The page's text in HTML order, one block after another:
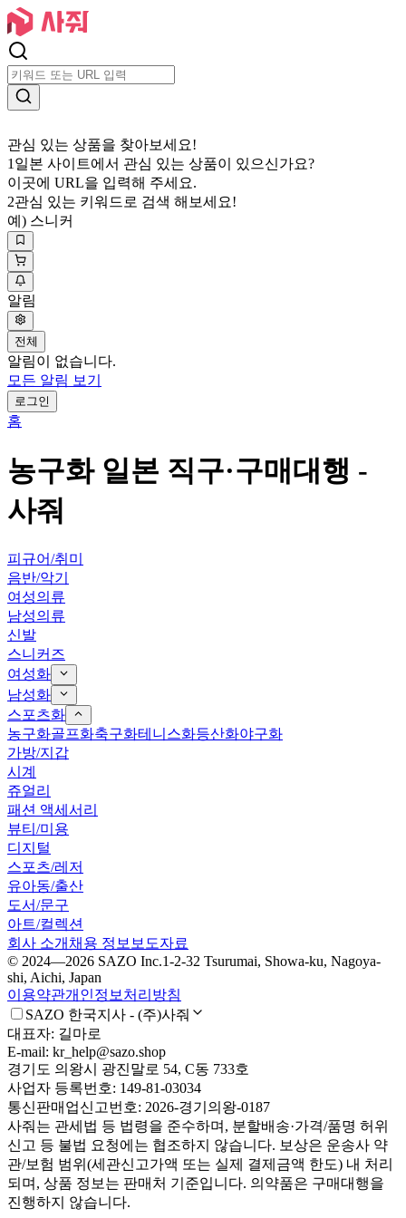
관심 있는 상품을 찾아보세요!
1 일본 사이트에서 관심 있는 상품이 있으신가요?
이곳에 URL을 입력해 주세요.
2관심 있는 키워드로 검색 해보세요!
예) 스니커
알림
전체
알림이 없습니다.
모든 알림 보기
로그인
홈
농구화일본 직구·구매대행 -
사줘
피규어/취미
음반/악기
여성의류
남성의류
신발
스니커즈
여성화
남성화
스포츠화
농구화골프화축구화테니스화등산화야구화
가방/지갑
시계
쥬얼리
패션 액세서리
뷰티/미용
디지털
스포츠/레저
유아동/출산
도서/문구
아트/컬렉션
회사 소개 채용 정보 보도자료
© 2024—2026 SAZO Inc.1-2-32 Tsurumai, Showa-ku, Nagoya-
shi, Aichi, Japan
이용약관개인정보처리방침
SAZO 한국지사 - (주)사줘
대표자: 길마로
E-mail: kr_help@sazo.shop
경기도 의왕시 광진말로 54, C동 733호
사업자 등록번호: 149-81-03034
통신판매업신고번호: 2026-경기의왕-0187
사줘는 관세법 등 법령을 준수하며, 분할배송·가격/품명 허위
신고 등 불법 요청에는 협조하지 않습니다. 보상은 운송사 약
관/보험 범위(세관신고가액 또는 실제 결제금액 한도) 내 처리
되며, 상품 정보는 판매처 기준입니다. 의약품은 구매대행을
진행하지 않습니다.